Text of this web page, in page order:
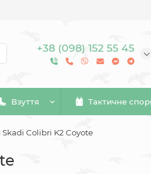
+38 (098) 152 55 45
Взуття Тактичне
Skadi Colibri K2 Coyote